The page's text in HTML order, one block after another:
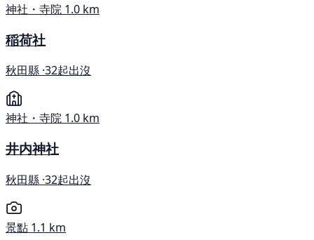
神社・寺院 1.0 km
稲荷社
秋田縣 ·32起出沒
神社・寺院 1.0 km
井内神社
秋田縣 ·32起出沒
景點 1.1 km